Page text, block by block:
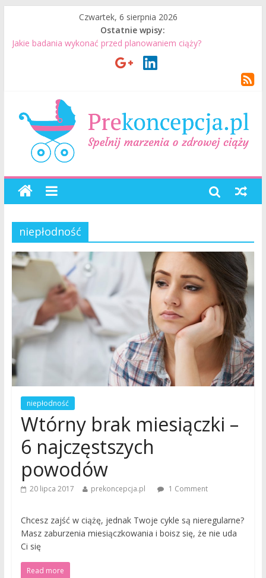
Czwartek, 6 sierpnia 2026
Ostatnie wpisy:
Jakie badania wykonać przed planowaniem ciąży?
Jak mężczyzna może przygotować się do ciąży? 7 rzeczy, które
specjalistą?
Planowanie ciąży. Jak planować ciążę? Jak przygotować się do
niepłodność
niepłodność
Wtórny brak miesiączki –
6 najczęstszych
powodów
20 lipca 2017 prekoncepcja.pl 1 Comment
Chcesz zajść w ciążę, jednak Twoje cykle są nieregularne?
Masz zaburzenia miesiączkowania i boisz się, że nie uda
Ci się
Read more